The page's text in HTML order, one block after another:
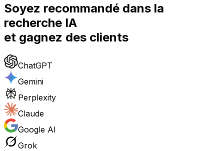
Soyez recommandé dans la
recherche IA
et gagnez des clients
ChatGPT
Gemini
Perplexity
Claude
Google AI
Grok